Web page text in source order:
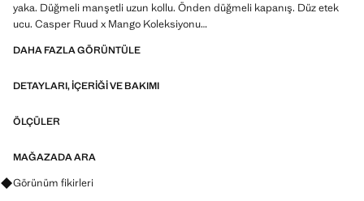
yaka. Düğmeli manşetli uzun kollu. Önden düğmeli kapanış. Düz etek
ucu. Casper Ruud x Mango Koleksiyonu
ESSENTIALS: Made to last. Kalite standartlarımızı artırarak
ürünler, artık daha da dayanıklı, çok yönlü ve zamansız
DAHA FAZLA GÖRÜNTÜLE
DETAYLARI, IÇERIĞI VE BAKIMI
ÖLÇÜLER
MAĞAZADA ARA
Görünümler, ürünler ve trendler hakkında sorular sorun
Görünüm fikirleri